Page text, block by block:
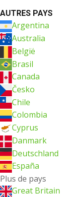
AUTRES PAYS
Argentina
Australia
België
Brasil
Canada
Česko
Chile
Colombia
Cyprus
Danmark
Deutschland
España
Plus de pays
Great Britain